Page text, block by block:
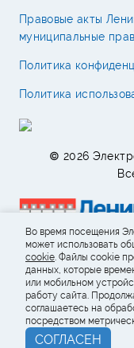
Правовые акты
муниципальные
Политика
Политика
© 2026
Во время посещения
может использовать
cookie. Файлы cookie
данных, которые
или мобильном
работу сайта.
соглашаетесь на
посредством
СОГЛАСЕН